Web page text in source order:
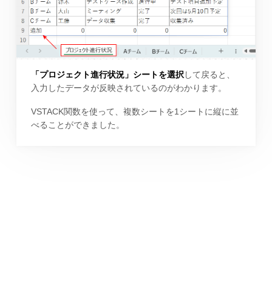
「プロジェクト進行状況」シートを選択 して戻ると、
入力したデータが反映されているのがわかります。
VSTACK関数を使って、複数シートを1シートに縦に並
べることができました。